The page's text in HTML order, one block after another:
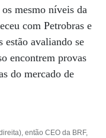
mesmo níveis da
com Petrobras e
estão avaliando se
encontrem provas
do mercado de
então CEO da BRF,